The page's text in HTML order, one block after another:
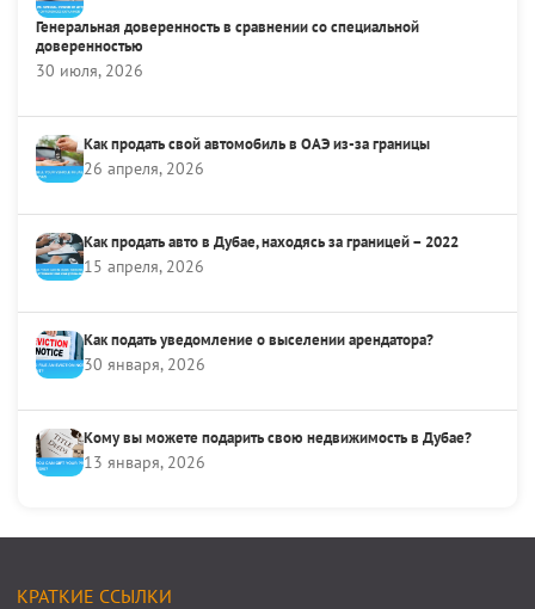
Генеральная доверенность в сравнении со специальной
доверенностью
30 июля, 2026
Как продать свой автомобиль в ОАЭ из-за границы
26 апреля, 2026
Как продать авто в Дубае, находясь за границей – 2022
15 апреля, 2026
Как подать уведомление о выселении арендатора?
30 января, 2026
Кому вы можете подарить свою недвижимость в Дубае?
13 января, 2026
КРАТКИЕ ССЫЛКИ